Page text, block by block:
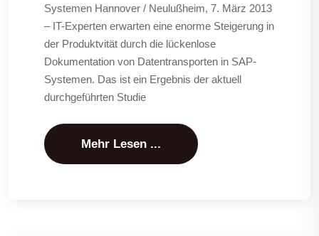
Systemen Hannover / Neulußheim, 7. März 2013
– IT-Experten erwarten eine enorme Steigerung in
der Produktvität durch die lückenlose
Dokumentation von Datentransporten in SAP-
Systemen. Das ist ein Ergebnis der aktuell
durchgeführten Studie
Mehr Lesen ...